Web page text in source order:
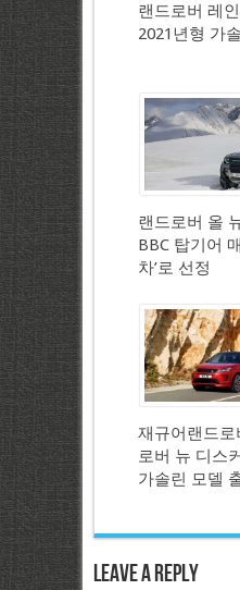
랜드로버 레
2021년형 가
랜드로버 올
BBC 탑기어
차’로 선정
재규어랜드
로버 뉴 디스
가솔린 모델
Leave a Reply